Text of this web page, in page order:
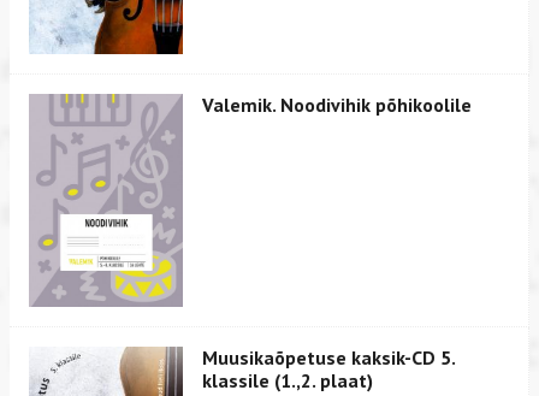
Valemik. Noodivihik põhikoolile
Muusikaõpetuse kaksik-CD 5.
klassile (1.,2. plaat)